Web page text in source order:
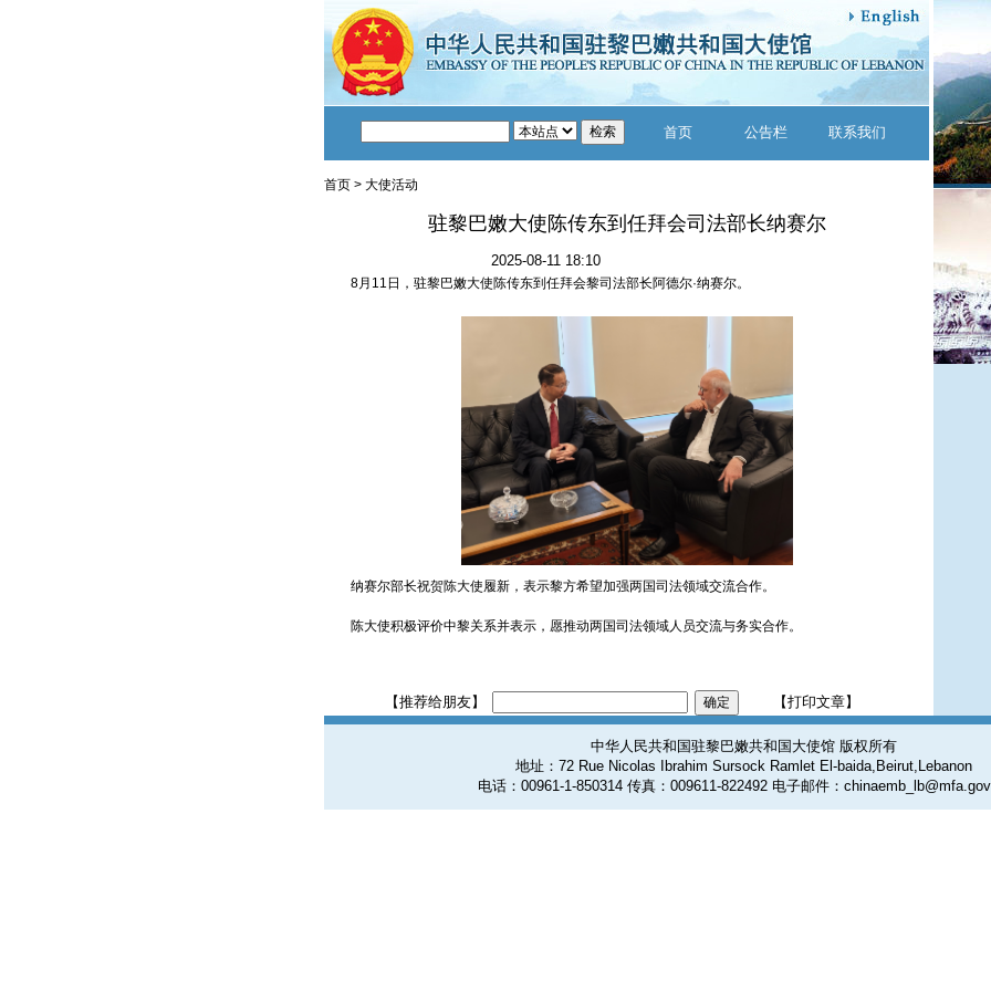
首页 公告栏 联系我们
首页 > 大使活动
驻黎巴嫩大使陈传东到任拜会司法部长纳赛尔
2025-08-11 18:10
8月11日，驻黎巴嫩大使陈传东到任拜会黎司法部长阿德尔·纳赛尔。
纳赛尔部长祝贺陈大使履新，表示黎方希望加强两国司法领域交流合作。
陈大使积极评价中黎关系并表示，愿推动两国司法领域人员交流与务实合作。
【推荐给朋友】 【打印文章】
中华人民共和国驻黎巴嫩共和国大使馆 版权所有
地址：72 Rue Nicolas Ibrahim Sursock Ramlet El-baida,Beirut,Lebanon
电话：00961-1-850314 传真：009611-822492 电子邮件：